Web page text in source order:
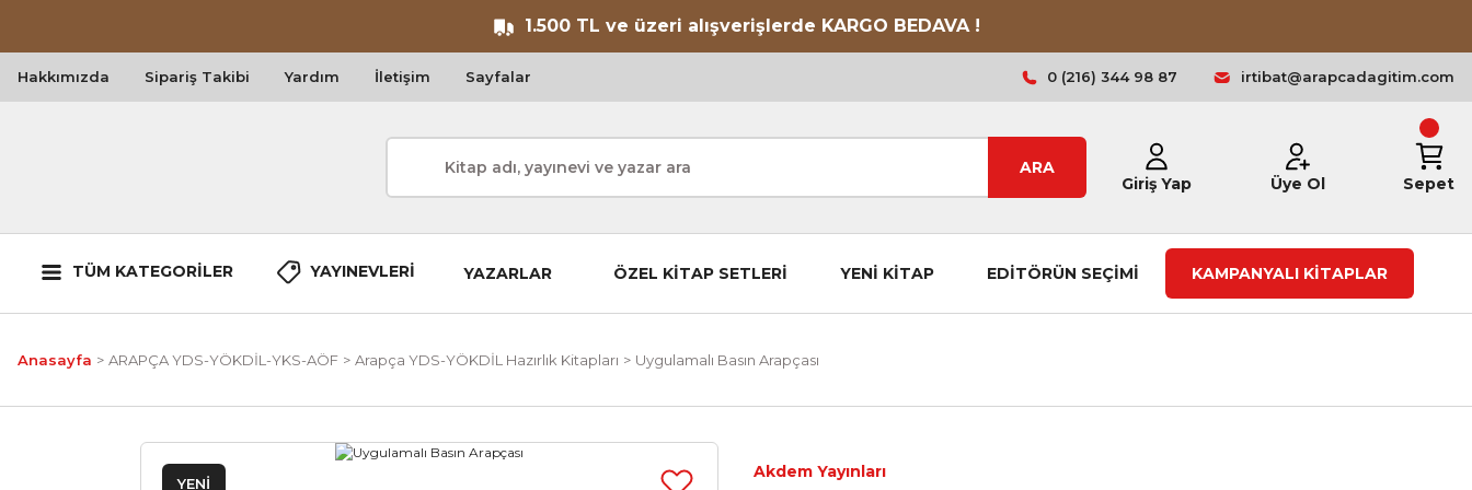
1.500 TL ve üzeri alışverişlerde KARGO BEDAVA !
Hakkımızda Sipariş Takibi Yardım İletişim Sayfalar 0 (216) 344 98 87 irtibat@arapcadagitim.com
ARA
Giriş Yap
Üye Ol Sepet
TÜM KATEGORİLER YAYINEVLERİ YAZARLAR ÖZEL KİTAP SETLERİ YENİ KİTAP EDİTÖRÜN SEÇİMİ KAMPANYALI KİTAPLAR
Anasayfa ARAPÇA YDS-YÖKDİL-YKS-AÖF Arapça YDS-YÖKDİL Hazırlık Kitapları Uygulamalı Basın Arapçası
YENİ
Akdem Yayınları